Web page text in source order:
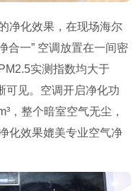
净化效果，在现场海尔
合一” 空调放置在一间密
实测指数均大于
可见。空调开启净化功
，整个暗室空气无尘，
化效果媲美专业空气净